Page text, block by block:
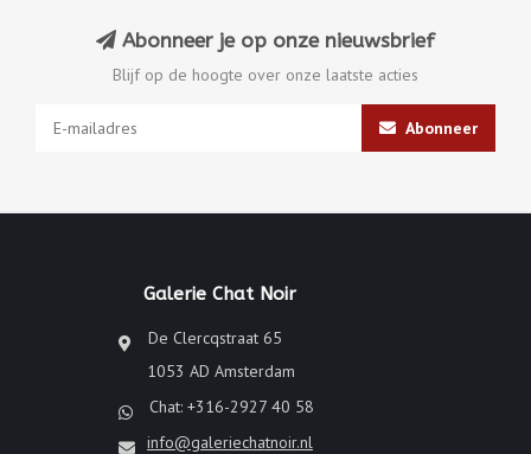
Abonneer je op onze nieuwsbrief
Blijf op de hoogte over onze laatste acties
Abonneer
Galerie Chat Noir
De Clercqstraat 65
1053 AD Amsterdam
Chat: +316-2927 40 58
info@galeriechatnoir.nl